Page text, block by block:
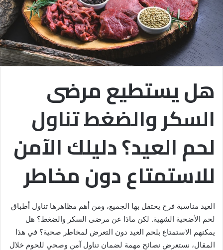
هل يستطيع مرضى
السكر والضغط تناول
لحم العيد؟ دليلك الآمن
للاستمتاع دون مخاطر
العيد مناسبة فرح يحتفل بها الجميع، ومن أهم مظاهرها تناول أطباق
لحم الأضحية الشهية. لكن ماذا عن مرضى السكر والضغط؟ هل
يمكنهم الاستمتاع بلحم العيد دون التعرض لمخاطر صحية؟ في هذا
المقال، نستعرض نصائح مهمة لضمان تناول آمن وصحي للحوم خلال